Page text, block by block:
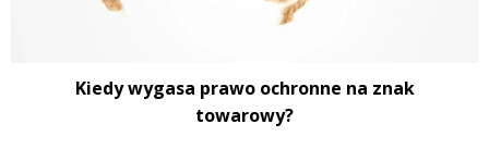
Kiedy wygasa prawo ochronne na znak
towarowy?